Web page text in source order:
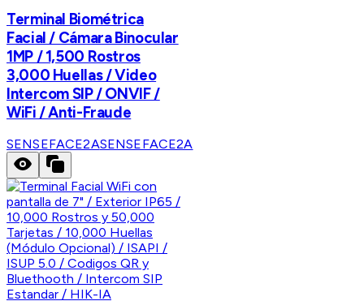
Terminal Biométrica
Facial / Cámara Binocular
1MP / 1,500 Rostros
3,000 Huellas / Video
Intercom SIP / ONVIF /
WiFi / Anti-Fraude
SENSEFACE2ASENSEFACE2A